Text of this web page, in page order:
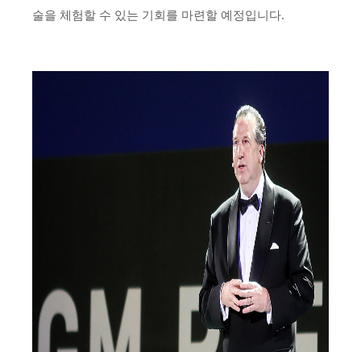
술을 체험할 수 있는 기회를 마련할 예정입니다.